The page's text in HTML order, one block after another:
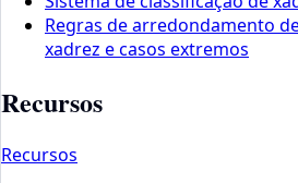
Regras de arredondamento
xadrez e casos extremos
Recursos
Recursos